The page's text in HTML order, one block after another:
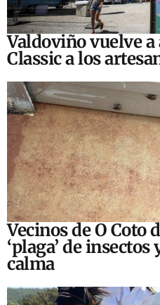
Valdoviño vuelve
Classic a los
Vecinos de O Coto
‘plaga’ de
calma